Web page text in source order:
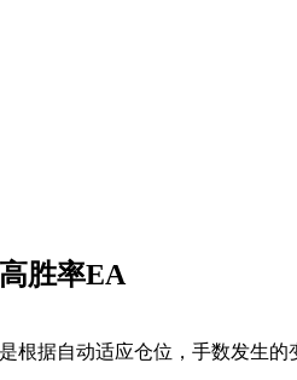
胜率EA
根据自动适应仓位，手数发生